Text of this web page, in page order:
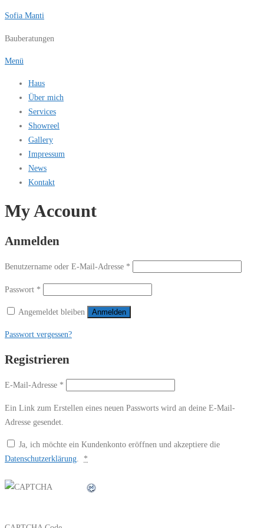
Zum
springen
Sofia Manti
Bauberatungen
Menü
Haus
Über mich
Services
Showreel
Gallery
Impressum
News
Kontakt
My Account
Anmelden
Benutzername oder E-Mail-Adresse *
Passwort *
Angemeldet bleiben Anmelden
Passwort vergessen?
Registrieren
E-Mail-Adresse *
Ein Link zum Erstellen eines neuen Passworts wird an deine E-Mail-
Adresse gesendet.
Ja, ich möchte ein Kundenkonto eröffnen und akzeptiere die
Datenschutzerklärung
*